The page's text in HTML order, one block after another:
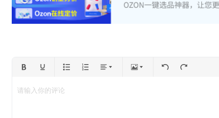
请输入你的评论